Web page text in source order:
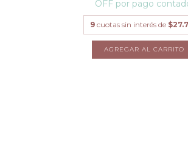
OFF por pago
9 cuotas sin interés de